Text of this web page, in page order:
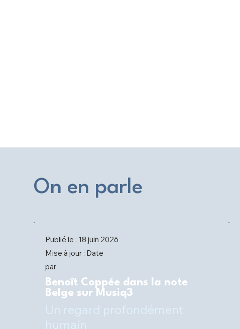
On en parle
Publié le : 18 juin 2026
Mise à jour : Date
par
Benoît Coppée dans la note
Belge sur Musiq3